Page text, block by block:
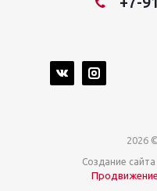
2026
Создание сайта